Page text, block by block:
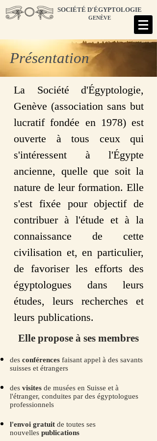
SOCIÉTÉ D'ÉGYPTOLOGIE
GENÈVE
Présentation
La Société d'Égyptologie,
Genève (association sans but
lucratif fondée en 1978) est
ouverte à tous ceux qui
s'intéressent à l'Égypte
ancienne, quelle que soit la
nature de leur formation. Elle
s'est fixée pour objectif de
contribuer à l'étude et à la
connaissance de cette
civilisation et, en particulier,
de favoriser les efforts des
égyptologues dans leurs
études, leurs recherches et
leurs publications.
Elle propose à ses membres
des conférences faisant appel à des savants
suisses et étrangers
des visites de musées en Suisse et à
l'étranger, conduites par des égyptologues
professionnels
l'envoi gratuit de toutes ses
nouvelles publications